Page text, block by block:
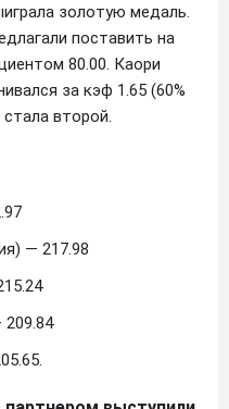
золотую медаль.
поставить на
80.00. Каори
за кэф 1.65 (60%
второй.
— 217.98